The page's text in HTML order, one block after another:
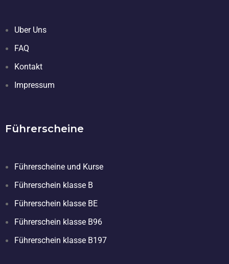
Uber Uns
FAQ
Kontakt
Impressum
Führerscheine
Führerscheine und Kurse
Führerschein klasse B
Führerschein klasse BE
Führerschein klasse B96
Führerschein klasse B197